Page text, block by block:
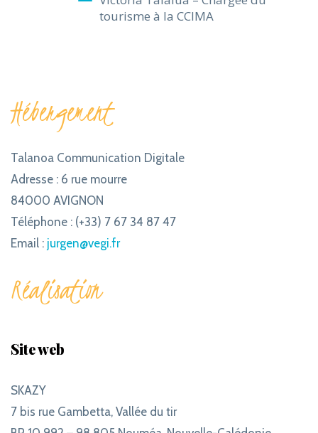
tourisme à la CCIMA
Hébergement
Talanoa Communication Digitale
Adresse : 6 rue mourre
84000 AVIGNON
Téléphone : (+33) 7 67 34 87 47
Email : jurgen@vegi.fr
Réalisation
Site web
SKAZY
7 bis rue Gambetta, Vallée du tir